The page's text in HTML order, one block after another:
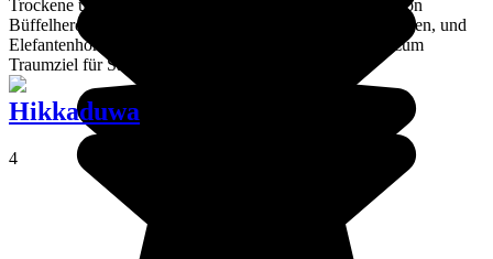
Trockene und wüste Landschaften, große Stauseen, die von
Büffelherden auf der Suche nach Wasser frequentiert werden, und
Elefantenhorden am Straßenrand machen Uda Walawe zum
Traumziel für Safari-Freunde.
Hikkaduwa
4